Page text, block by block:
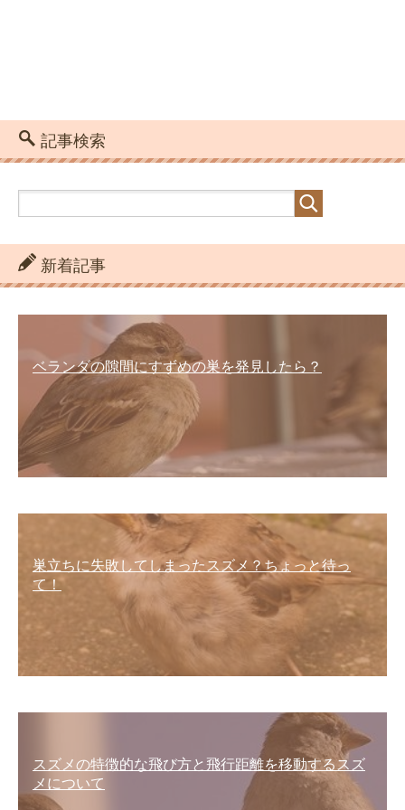
記事検索
新着記事
ベランダの隙間にすずめの巣を発見したら？
巣立ちに失敗してしまったスズメ？ちょっと待っ
て！
スズメの特徴的な飛び方と飛行距離を移動するスズ
メについて